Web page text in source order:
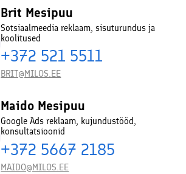
Brit Mesipuu
Sotsiaalmeedia reklaam, sisuturundus ja
koolitused
+372 521 5511
BRIT@MILOS.EE
Maido Mesipuu
Google Ads reklaam, kujundustööd,
konsultatsioonid
+372 5667 2185
MAIDO@MILOS.EE